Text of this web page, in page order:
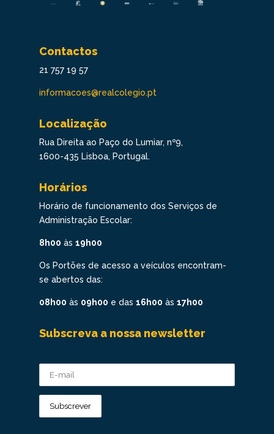
Contactos
21 757 19 57
informacoes@realcolegio.pt
Localização
Rua Direita ao Paço do Lumiar, nº9,
1600-435 Lisboa, Portugal.
Horários
Horário de funcionamento dos Serviços de
Administração Escolar:
8h00 às 19h00
Os Portões de acesso a veículos encontram-
se abertos das:
08h00 às 09h00 e das 16h00 às 17h00
Subscreva a nossa newsletter